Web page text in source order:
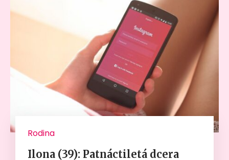
Rodina
Ilona (39): Patnáctiletá dcera